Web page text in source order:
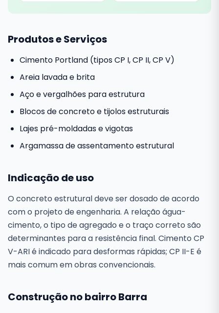
Produtos e Serviços
Cimento Portland (tipos CP I, CP II, CP V)
Areia lavada e brita
Aço e vergalhões para estrutura
Blocos de concreto e tijolos estruturais
Lajes pré-moldadas e vigotas
Argamassa de assentamento estrutural
Indicação de uso
O concreto estrutural deve ser dosado de acordo
com o projeto de engenharia. A relação água-
cimento, o tipo de agregado e o traço correto são
determinantes para a resistência final. Cimento CP
V-ARI é indicado para desformas rápidas; CP II-E é
mais comum em obras convencionais.
Construção no bairro Barra